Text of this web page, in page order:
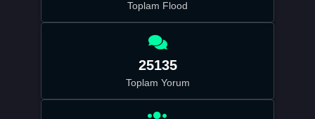
Toplam Flood
25135
Toplam Yorum